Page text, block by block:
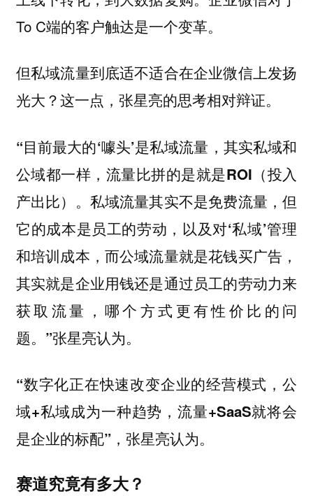
To C端的客户触达是一个变革。
但私域流量到底适不适合在企业微信上发扬
光大？这一点，张星亮的思考相对辩证。
“目前最大的‘噱头’是私域流量，其实私域和
公域都一样，流量比拼的是就是ROI（投入
产出比）。私域流量其实不是免费流量，但
它的成本是员工的劳动，以及对‘私域’管理
和培训成本，而公域流量就是花钱买广告，
其实就是企业用钱还是通过员工的劳动力来
获取流量，哪个方式更有性价比的问
题。”张星亮认为。
“数字化正在快速改变企业的经营模式，公
域+私域成为一种趋势，流量+SaaS就将会
是企业的标配”， 张星亮认为。
赛道究竟有多大？